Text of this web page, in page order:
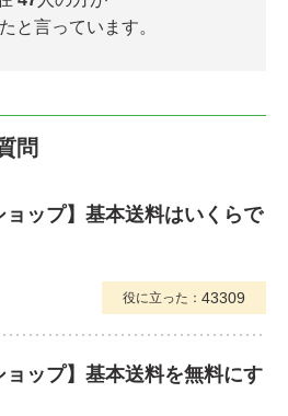
と言っています。
問
ョップ】基本送料はいくらで
役に立った： 43309
ョップ】基本送料を無料にす